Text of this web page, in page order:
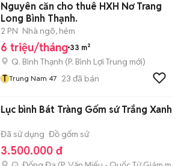
Nguyên căn cho thuê HXH Nơ Trang
Long Bình Thạnh.
2 PN Nhà ngõ, hẻm
6 triệu/tháng 33 m²
Q. Bình Thạnh (P. Bình Lợi Trung mới)
T Trung Nam 47 23 đã bán
Lục bình Bát Tràng Gốm sứ Trắng Xanh
Đã sử dụng Đồ gốm sứ
3.500.000 đ